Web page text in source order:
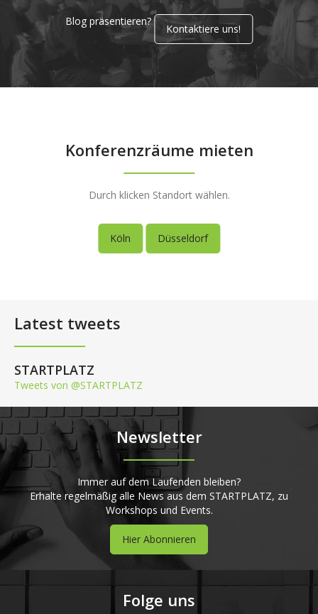
Blog präsentieren?
Kontaktiere uns!
Konferenzräume mieten
Durch klicken Standort wählen.
Köln Düsseldorf
Latest tweets
STARTPLATZ
Tweets von @STARTPLATZ
Newsletter
Immer auf dem Laufenden bleiben?
Erhalte regelmäßig alle News aus dem STARTPLATZ, zu
Workshops und Events.
Hier Abonnieren
Folge uns